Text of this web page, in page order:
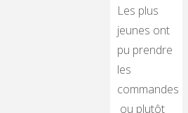
Les plus
jeunes ont
pu prendre
les
commandes
ou plutôt